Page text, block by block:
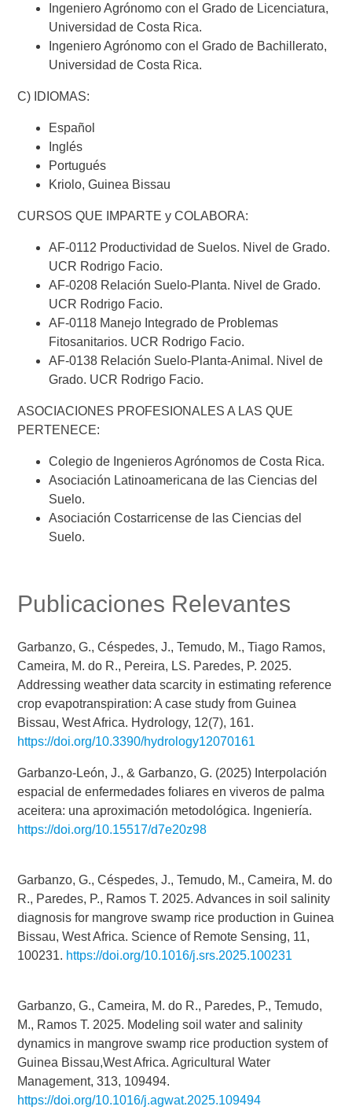
Ingeniero Agrónomo con el Grado de Licenciatura,
Universidad de Costa Rica.
Ingeniero Agrónomo con el Grado de Bachillerato,
Universidad de Costa Rica.
C) IDIOMAS:
Español
Inglés
Portugués
Kriolo, Guinea Bissau
CURSOS QUE IMPARTE y COLABORA:
AF-0112 Productividad de Suelos. Nivel de Grado.
UCR Rodrigo Facio.
AF-0208 Relación Suelo-Planta. Nivel de Grado.
UCR Rodrigo Facio.
AF-0118 Manejo Integrado de Problemas
Fitosanitarios. UCR Rodrigo Facio.
AF-0138 Relación Suelo-Planta-Animal. Nivel de
Grado. UCR Rodrigo Facio.
ASOCIACIONES PROFESIONALES A LAS QUE
PERTENECE:
Colegio de Ingenieros Agrónomos de Costa Rica.
Asociación Latinoamericana de las Ciencias del
Suelo.
Asociación Costarricense de las Ciencias del
Suelo.
Publicaciones Relevantes
Garbanzo, G., Céspedes, J., Temudo, M., Tiago Ramos,
Cameira, M. do R., Pereira, LS. Paredes, P. 2025.
Addressing weather data scarcity in estimating reference
crop evapotranspiration: A case study from Guinea
Bissau, West Africa. Hydrology, 12(7), 161.
https://doi.org/10.3390/hydrology12070161
Garbanzo-León, J., & Garbanzo, G. (2025) Interpolación
espacial de enfermedades foliares en viveros de palma
aceitera: una aproximación metodológica. Ingeniería.
https://doi.org/10.15517/d7e20z98
Garbanzo, G., Céspedes, J., Temudo, M., Cameira, M. do
R., Paredes, P., Ramos T. 2025. Advances in soil salinity
diagnosis for mangrove swamp rice production in Guinea
Bissau, West Africa. Science of Remote Sensing, 11,
100231. https://doi.org/10.1016/j.srs.2025.100231
Garbanzo, G., Cameira, M. do R., Paredes, P., Temudo,
M., Ramos T. 2025. Modeling soil water and salinity
dynamics in mangrove swamp rice production system of
Guinea Bissau,West Africa. Agricultural Water
Management, 313, 109494.
https://doi.org/10.1016/j.agwat.2025.109494